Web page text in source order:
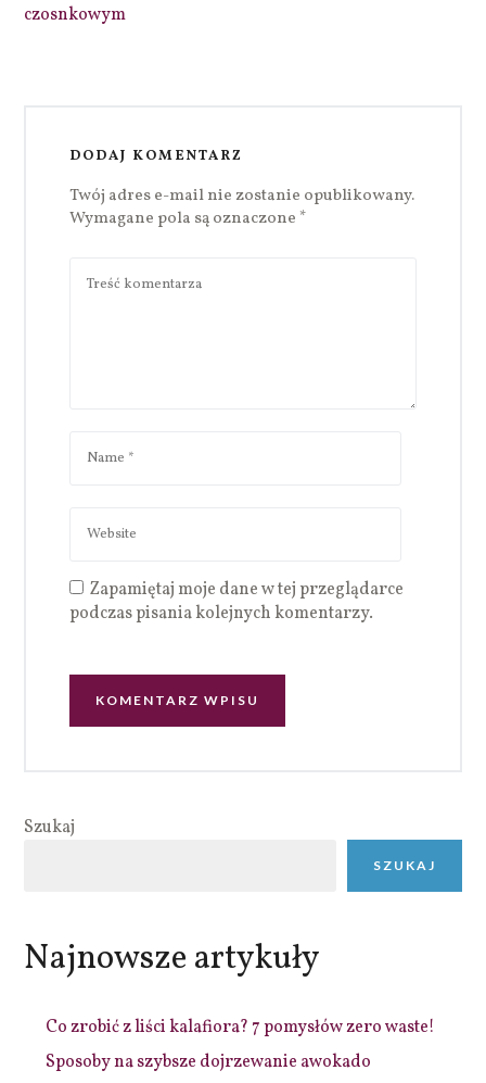
czosnkowym
DODAJ KOMENTARZ
Twój adres e-mail nie zostanie opublikowany.
Wymagane pola są oznaczone *
Zapamiętaj moje dane w tej przeglądarce
podczas pisania kolejnych komentarzy.
Szukaj
SZUKAJ
Najnowsze artykuły
Co zrobić z liści kalafiora? 7 pomysłów zero waste!
Sposoby na szybsze dojrzewanie awokado